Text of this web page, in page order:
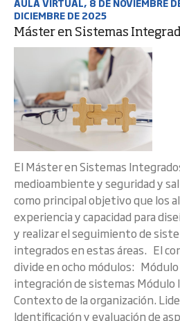
AULA VIRTUAL, 8 DE NOVIEMBRE
DICIEMBRE DE 2025
Máster en Sistemas
El Máster en Sistemas
medioambiente y seguridad y
como principal objetivo que los
experiencia y capacidad para
y realizar el seguimiento de
integrados en estas áreas. El
divide en ocho módulos:
integración de sistemas Módulo
Contexto de la organización.
Identificación y evaluación de